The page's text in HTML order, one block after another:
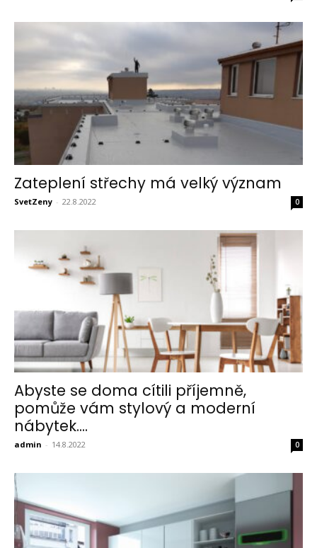
Zateplení střechy má velký význam
SvetZeny - 22.8.2022 0
Abyste se doma cítili příjemně,
pomůže vám stylový a moderní
nábytek....
admin - 14.8.2022 0